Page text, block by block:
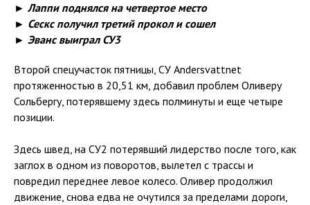
► Лаппи поднялся на четвертое место
► Сескс получил третий прокол и сошел
► Эванс выиграл СУ3
Второй спецучасток пятницы, СУ Andersvattnet
протяженностью в 20,51 км, добавил проблем Оливеру
Сольбергу, потерявшему здесь полминуты и еще четыре
позиции.
Здесь швед, на СУ2 потерявший лидерство после того, как
заглох в одном из поворотов, вылетел с трассы и
повредил переднее левое колесо. Оливер продолжил
движение, снова едва не очутился за пределами дороги,